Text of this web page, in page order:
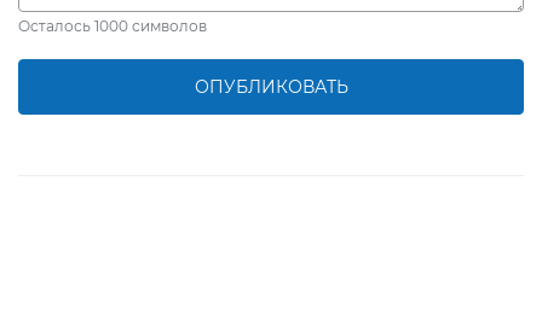
Осталось 1000 символов
ОПУБЛИКОВАТЬ